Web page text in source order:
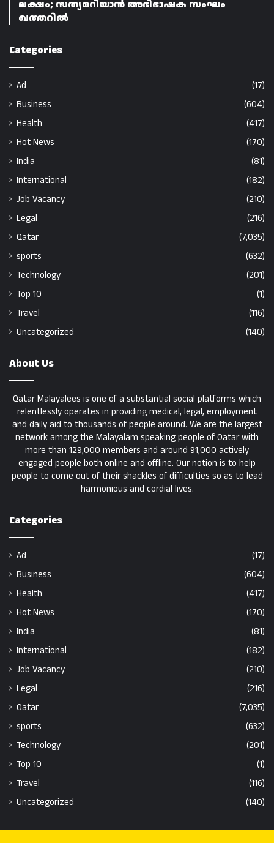
ലക്ഷം; സത്യമറിയാൻ അഭിഭാഷക സംഘം
ഖത്തറിൽ
Categories
Ad
(17)
Business
(604)
Health
(417)
Hot News
(170)
India
(81)
International
(182)
Job Vacancy
(210)
Legal
(216)
Qatar
(7,035)
sports
(632)
Technology
(201)
Top 10
(1)
Travel
(116)
Uncategorized
(140)
About Us
Qatar Malayalees is one of a substantial social platforms which
relentlessly operates in providing medical, legal, employment
and daily aid to thousands of people around. We are the largest
network among the Malayalam speaking people of Qatar with
more than 129,000 members and around 91,000 actively
engaged people both online and offline. Our notion is to help
people to come out of their shackles of difficulties so as to lead
harmonious and cordial lives.
Categories
Ad
(17)
Business
(604)
Health
(417)
Hot News
(170)
India
(81)
International
(182)
Job Vacancy
(210)
Legal
(216)
Qatar
(7,035)
sports
(632)
Technology
(201)
Top 10
(1)
Travel
(116)
Uncategorized
(140)